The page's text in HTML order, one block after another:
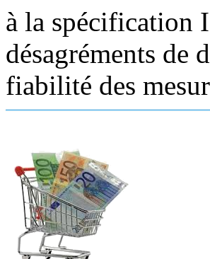
à la spécification
désagréments de
fiabilité des